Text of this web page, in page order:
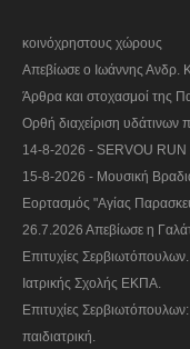
κοινόχρηστους χώρους
Απεβίωσε ο Ιωάννης Ανδρ.
Άρθρα και στοχασμοί της
Ορθή διαχείριση υδάτινων
14-8-2026 - SERVOU RUN
15-8-2026 - Μουσική
Εορτασμός "Αγίας
26.7.2026 Απεβίωσε η
Επιτυχίες
Ιατρικής Σχολής ΕΚΠΑ.
Επιτυχίες
παιδιατρική.